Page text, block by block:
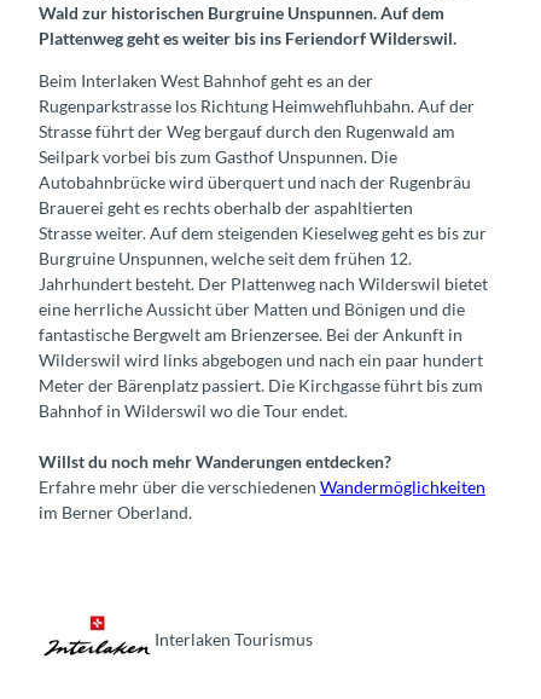
Wald zur historischen Burgruine Unspunnen. Auf dem
Plattenweg geht es weiter bis ins Feriendorf Wilderswil.
Beim Interlaken West Bahnhof geht es an der
Rugenparkstrasse los Richtung Heimwehfluhbahn. Auf der
Strasse führt der Weg bergauf durch den Rugenwald am
Seilpark vorbei bis zum Gasthof Unspunnen. Die
Autobahnbrücke wird überquert und nach der Rugenbräu
Brauerei geht es rechts oberhalb der aspahltierten
Strasse weiter. Auf dem steigenden Kieselweg geht es bis zur
Burgruine Unspunnen, welche seit dem frühen 12.
Jahrhundert besteht. Der Plattenweg nach Wilderswil bietet
eine herrliche Aussicht über Matten und Bönigen und die
fantastische Bergwelt am Brienzersee. Bei der Ankunft in
Wilderswil wird links abgebogen und nach ein paar hundert
Meter der Bärenplatz passiert. Die Kirchgasse führt bis zum
Bahnhof in Wilderswil wo die Tour endet.
Willst du noch mehr Wanderungen entdecken?
Erfahre mehr über die verschiedenen Wandermöglichkeiten
im Berner Oberland.
Interlaken Tourismus